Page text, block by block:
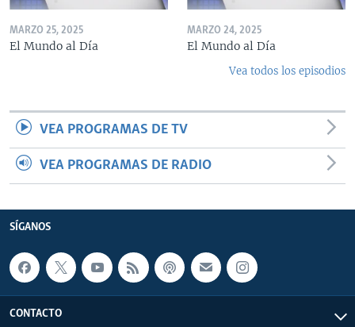
MARZO 25, 2025
El Mundo al Día
MARZO 24, 2025
El Mundo al Día
Vea todos los episodios
VEA PROGRAMAS DE TV
VEA PROGRAMAS DE RADIO
SÍGANOS
CONTACTO